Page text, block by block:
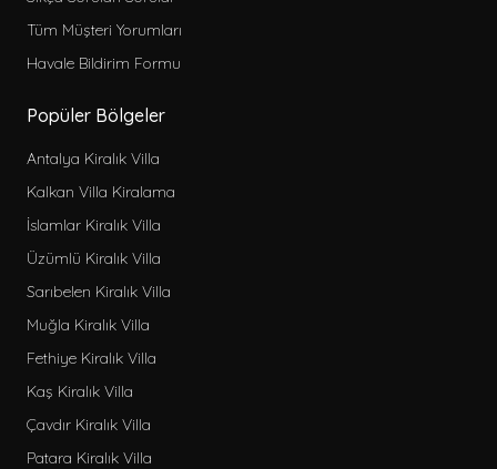
Tüm Müşteri Yorumları
Havale Bildirim Formu
Popüler Bölgeler
Antalya Kiralık Villa
Kalkan Villa Kiralama
İslamlar Kiralık Villa
Üzümlü Kiralık Villa
Sarıbelen Kiralık Villa
Muğla Kiralık Villa
Fethiye Kiralık Villa
Kaş Kiralık Villa
Çavdır Kiralık Villa
Patara Kiralık Villa